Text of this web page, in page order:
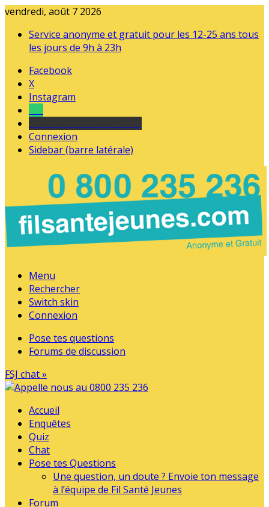
vendredi, août 7 2026
Service anonyme et gratuit pour les 12-25 ans tous
les jours de 9h à 23h
Facebook
X
Instagram
Connexion
Sidebar (barre latérale)
Menu
Rechercher
Switch skin
Connexion
Pose tes questions
Forums de discussion
FSJ chat »
Accueil
Enquêtes
Quiz
Chat
Pose tes Questions
Une question, un doute ? Envoie ton message
à l’équipe de Fil Santé Jeunes
Forum